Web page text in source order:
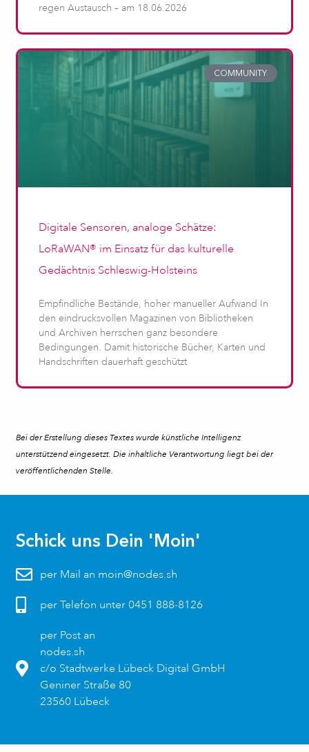
regen Austausch – am 18.06.2026
COMMUNITY
Digitale Sensoren, analoge Schätze:
LoRaWAN® im Einsatz für das kulturelle
Gedächtnis Schleswig-Holsteins
Empfindliche Bestände, hoher manueller Aufwand In
den eindrucksvollen Magazinen von Bibliotheken
und Archiven herrschen ganz besondere
Bedingungen. Damit historische Bücher, Karten und
Handschriften dauerhaft geschützt
Bei der Erstellung dieses Textes wurde künstliche Intelligenz
unterstützend eingesetzt. Die inhaltliche Verantwortung liegt bei der
veröffentlichenden Stelle.
Schick uns Dein 'Moin'
per Mail an moin@nodes.sh
per Telefon unter 0451 888-8126
per Post an
nodes.sh
c/o Stadtwerke Lübeck Digital GmbH
Geniner Straße 80
23560 Lübeck